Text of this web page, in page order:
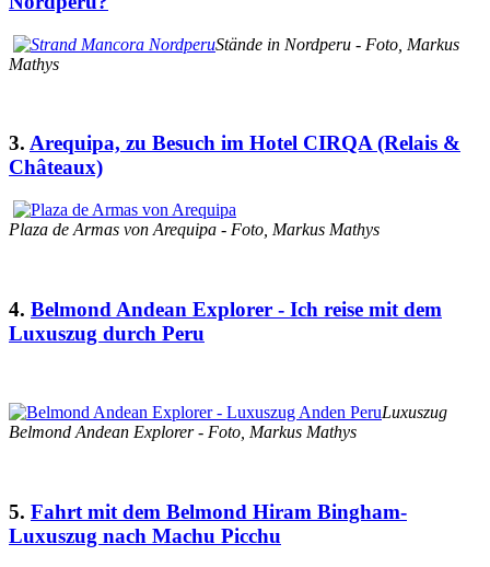
Stände in Nordperu - Foto, Markus
Mathys
3. Arequipa, zu Besuch im Hotel CIRQA (Relais &
Châteaux)
Plaza de Armas von Arequipa - Foto, Markus Mathys
4. Belmond Andean Explorer - Ich reise mit dem
Luxuszug durch Peru
Luxuszug
Belmond Andean Explorer - Foto, Markus Mathys
5. Fahrt mit dem Belmond Hiram Bingham-
Luxuszug nach Machu Picchu